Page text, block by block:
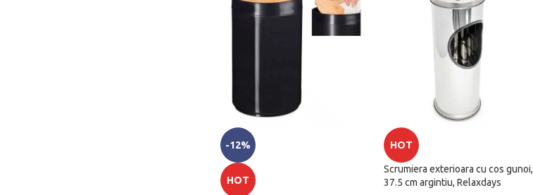
-12%
HOT
HOT
Scrumiera exterioara cu cos gunoi,
37.5 cm argintiu, Relaxdays